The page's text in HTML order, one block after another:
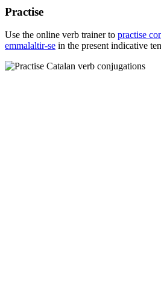
Practise
Use the online verb trainer to practise
emmalaltir-se in the present indicative